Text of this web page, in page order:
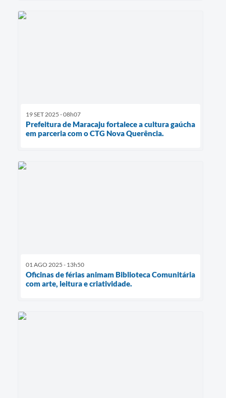
19 SET 2025 - 08h07
Prefeitura de Maracaju fortalece a cultura gaúcha
em parceria com o CTG Nova Querência.
01 AGO 2025 - 13h50
Oficinas de férias animam Biblioteca Comunitária
com arte, leitura e criatividade.